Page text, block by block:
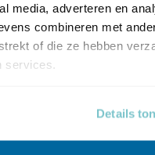
media, adverteren en
combineren met
of die ze hebben
services.
Details
Marokko